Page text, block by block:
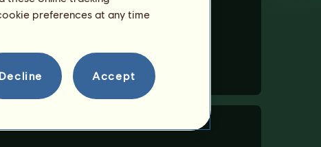
preferences at any time
Decline Accept